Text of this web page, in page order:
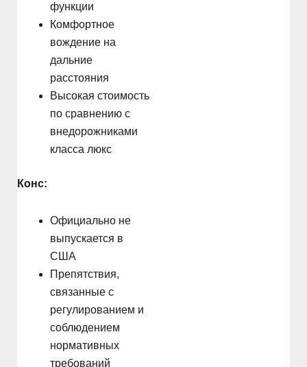
функции
Комфортное
вождение на
дальние
расстояния
Высокая стоимость
по сравнению с
внедорожниками
класса люкс
Конс:
Официально не
выпускается в
США
Препятствия,
связанные с
регулированием и
соблюдением
нормативных
требований